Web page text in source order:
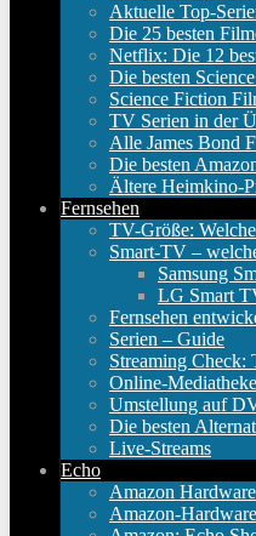
Aktuelle Top-
Die 25 besten
Netflix: Die 12
Die besten
Science Fiction
TV Serien in der
Alle James Bond
Die besten
Ältere Heimkino-
Fernsehen
TV-Größe:
Smart-TV –
Samsung
LG Smart
Fernsehen
Serien – Guide
Streaming Check:
Online-
Umstellung auf
Die besten
Live-Streams
Echo
Amazon Hardware
Amazon-